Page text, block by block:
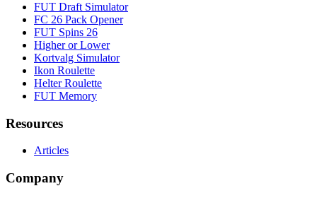
FUT Draft Simulator
FC 26 Pack Opener
FUT Spins 26
Higher or Lower
Kortvalg Simulator
Ikon Roulette
Helter Roulette
FUT Memory
Resources
Articles
Company